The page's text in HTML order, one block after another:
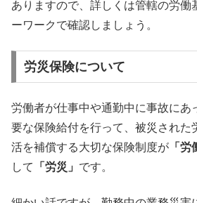
ありますので、詳しくは管轄の労働
ーワークで確認しましょう。
労災保険について
労働者が仕事中や通勤中に事故にあ
要な保険給付を行って、被災された
活を補償する大切な保険制度が 「
して
「労災」 です。